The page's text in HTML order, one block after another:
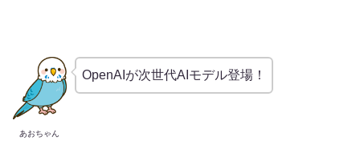
あおちゃん
OpenAIが次世代AIモデル登場！